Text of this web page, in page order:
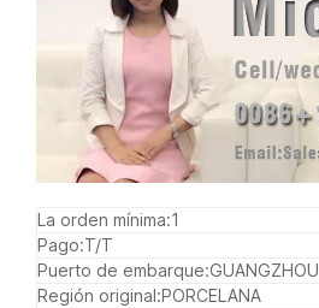
La orden mínima:1
Pago:T/T
Puerto de embarque:GUANGZHOU
Región original:PORCELANA